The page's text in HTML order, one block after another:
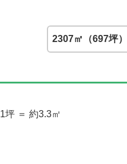
2307㎡（697坪）
1坪 ＝ 約3.3㎡